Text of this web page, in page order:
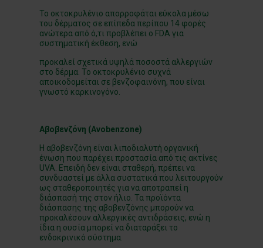
Το οκτοκρυλένιο απορροφάται εύκολα μέσω
του δέρματος σε επίπεδα περίπου 14 φορές
ανώτερα από ό,τι προβλέπει ο FDA για
συστηματική έκθεση, ενώ
προκαλεί σχετικά υψηλά ποσοστά αλλεργιών
στο δέρμα. Το οκτοκρυλένιο συχνά
αποικοδομείται σε βενζοφαινόνη, που είναι
γνωστό καρκινογόνο.
Αβοβενζόνη (Avobenzone)
Η αβοβενζόνη είναι λιποδιαλυτή οργανική
ένωση που παρέχει προστασία από τις ακτίνες
UVA. Επειδή δεν είναι σταθερή, πρέπει να
συνδυαστεί με άλλα συστατικά που λειτουργούν
ως σταθεροποιητές για να αποτραπεί η
διάσπασή της στον ήλιο. Τα προϊόντα
διάσπασης της αβοβενζόνης μπορούν να
προκαλέσουν αλλεργικές αντιδράσεις, ενώ η
ίδια η ουσία μπορεί να διαταράξει το
ενδοκρινικό σύστημα.